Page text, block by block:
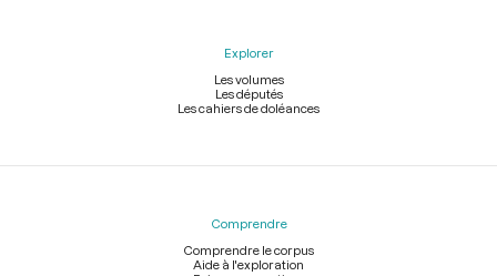
Explorer
Les volumes
Les députés
Les cahiers de doléances
Comprendre
Comprendre le corpus
Aide à l'exploration